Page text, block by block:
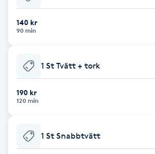
Babylights
Balayage
Barber
Barnklippning
140 kr
90 min
1 St Tvätt + tork
190 kr
120 min
1 St Snabbtvätt